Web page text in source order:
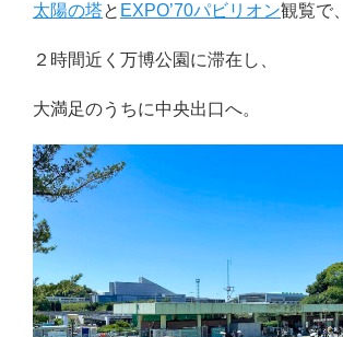
太陽の塔と EXPO’70パビリオン観覧で、
２時間近く万博公園に滞在し、
大満足のうちに中央出口へ。